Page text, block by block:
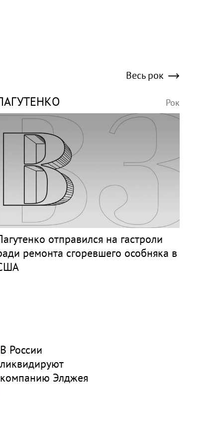
Весь рок
Рок
отправился на гастроли
ремонта сгоревшего особняка в
В России
ликвидируют
компанию Элджея